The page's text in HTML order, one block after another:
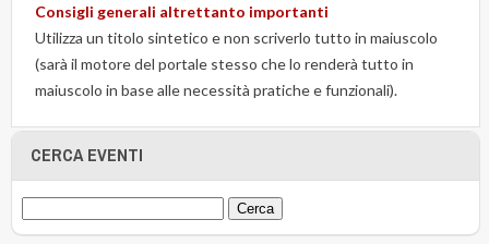
Consigli generali altrettanto importanti
Utilizza un titolo sintetico e non scriverlo tutto in maiuscolo
(sarà il motore del portale stesso che lo renderà tutto in
maiuscolo in base alle necessità pratiche e funzionali).
CERCA EVENTI